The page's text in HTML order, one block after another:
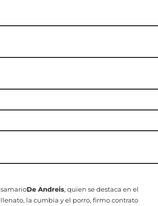
De Andreis, quien se destaca en el
la cumbia y el porro, firmo contrato